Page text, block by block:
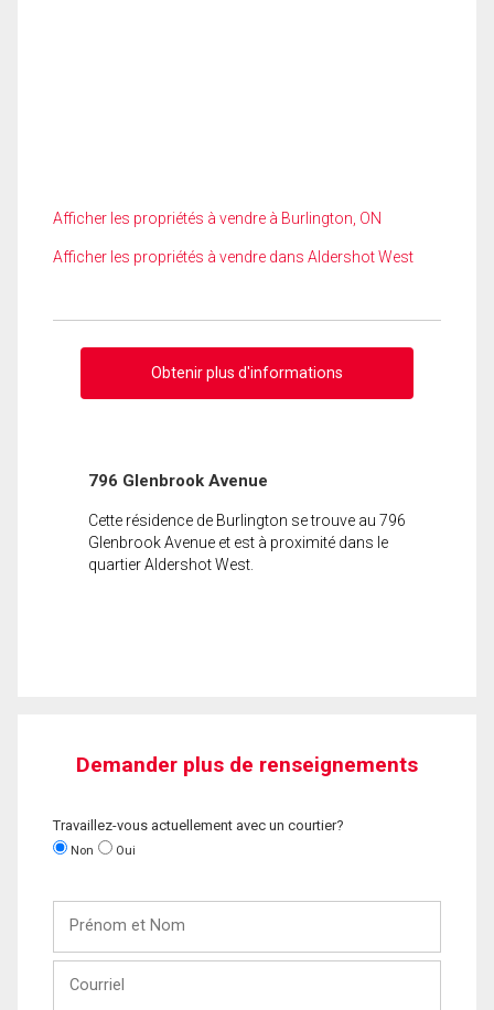
Afficher les propriétés à vendre à Burlington, ON
Afficher les propriétés à vendre dans Aldershot West
Obtenir plus d'informations
796 Glenbrook Avenue
Cette résidence de Burlington se trouve au 796
Glenbrook Avenue et est à proximité dans le
quartier Aldershot West.
Demander plus de renseignements
Travaillez-vous actuellement avec un courtier?
Non Oui
Nom